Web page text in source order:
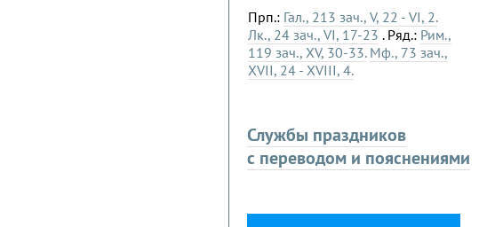
Прп.: Гал., 213 зач., V, 22 - VI, 2.
Лк., 24 зач., VI, 17-23 . Ряд.: Рим.,
119 зач., XV, 30-33. Мф., 73 зач.,
XVII, 24 - XVIII, 4.
Службы праздников
с переводом и пояснениями